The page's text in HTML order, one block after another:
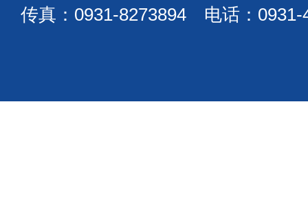
传真：0931-8273894 电话：0931-